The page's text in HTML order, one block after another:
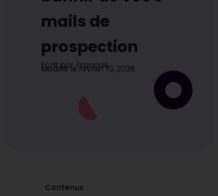
mails de
prospection
Ecrit parFrancois
Modifié le février 10, 2026
Contenus